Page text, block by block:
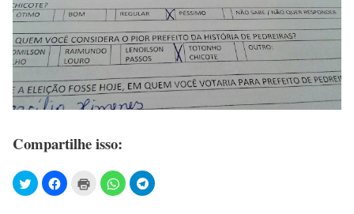
Compartilhe isso: